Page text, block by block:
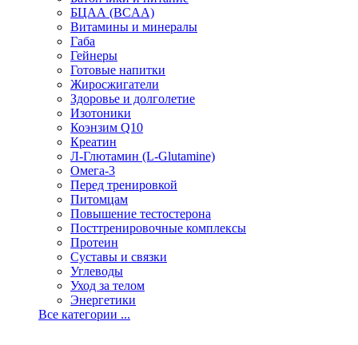
БЦАА (BCAA)
Витамины и минералы
Габа
Гейнеры
Готовые напитки
Жиросжигатели
Здоровье и долголетие
Изотоники
Коэнзим Q10
Креатин
Л-Глютамин (L-Glutamine)
Омега-3
Перед тренировкой
Питомцам
Повышение тестостерона
Посттренировочные комплексы
Протеин
Суставы и связки
Углеводы
Уход за телом
Энергетики
Все категории ...